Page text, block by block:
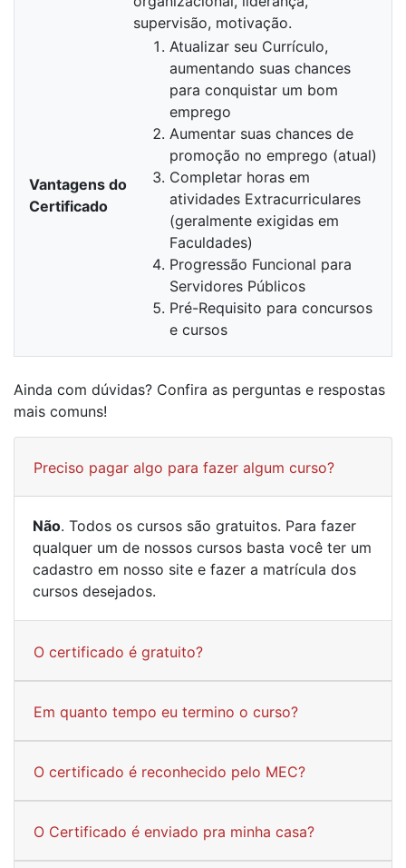
supervisão, motivação.
Vantagens do
Certificado
Atualizar seu Currículo,
aumentando suas chances
para conquistar um bom
emprego
Aumentar suas chances de
promoção no emprego (atual)
Completar horas em
atividades Extracurriculares
(geralmente exigidas em
Faculdades)
Progressão Funcional para
Servidores Públicos
Pré-Requisito para concursos
e cursos
Ainda com dúvidas? Confira as perguntas e respostas
mais comuns!
Preciso pagar algo para fazer algum curso?
Não. Todos os cursos são gratuitos. Para fazer
qualquer um de nossos cursos basta você ter um
cadastro em nosso site e fazer a matrícula dos
cursos desejados.
O certificado é gratuito?
Em quanto tempo eu termino o curso?
O certificado é reconhecido pelo MEC?
O Certificado é enviado pra minha casa?